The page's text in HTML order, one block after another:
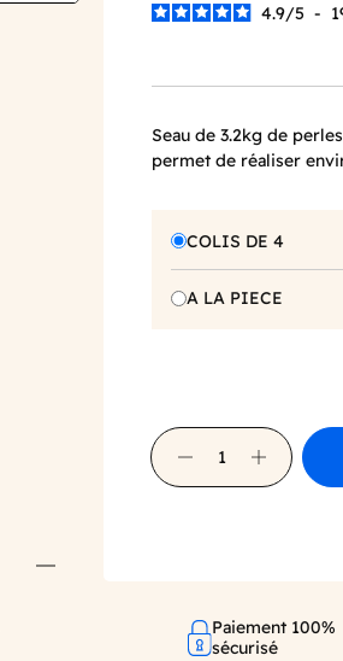
4.9/5 -
Seau de 3.2kg de
permet de réaliser
COLIS DE 4
A LA PIECE
Paiement 100%
sécurisé